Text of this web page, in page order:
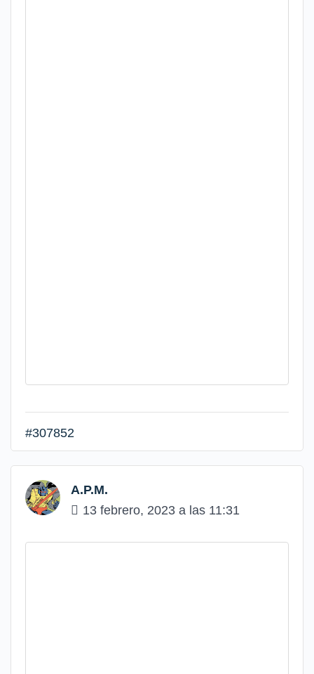
#307852
A.P.M.
13 febrero, 2023 a las 11:31